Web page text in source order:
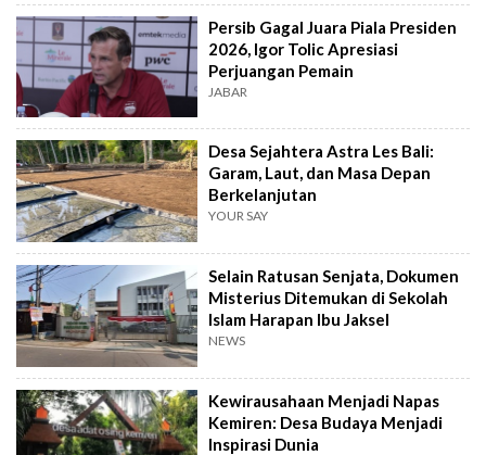
Persib Gagal Juara Piala Presiden
2026, Igor Tolic Apresiasi
Perjuangan Pemain
JABAR
Desa Sejahtera Astra Les Bali:
Garam, Laut, dan Masa Depan
Berkelanjutan
YOUR SAY
Selain Ratusan Senjata, Dokumen
Misterius Ditemukan di Sekolah
Islam Harapan Ibu Jaksel
NEWS
Kewirausahaan Menjadi Napas
Kemiren: Desa Budaya Menjadi
Inspirasi Dunia